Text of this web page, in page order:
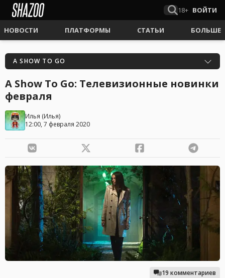
18+ ВОЙТИ
НОВОСТИ ПЛАТФОРМЫ СТАТЬИ БОЛЬШЕ
A SHOW TO GO
A Show To Go: Телевизионные новинки
февраля
Илья (Илья)
12:00, 7 февраля 2020
19 комментариев